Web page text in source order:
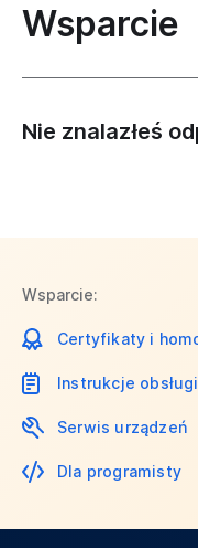
Wsparcie
Nie znalazłeś
Wsparcie:
Certyfikaty i
Instrukcje obsługi
Serwis urządzeń
Dla programisty